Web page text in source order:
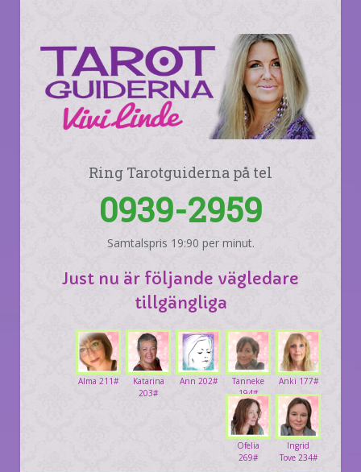
Ring Tarotguiderna på tel
0939-2959
Samtalspris 19:90 per minut.
Just nu är följande vägledare
tillgängliga
Anki 177#
Tanneke
194#
Ann 202#
Katarina
203#
Alma 211#
Ingrid
Tove 234#
Ofelia
269#